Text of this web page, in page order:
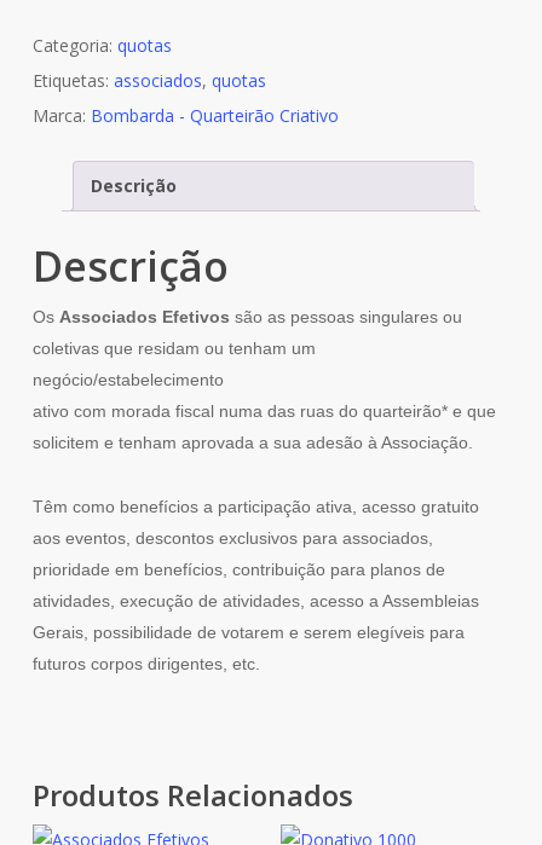
Categoria: quotas
Etiquetas: associados, quotas
Marca: Bombarda - Quarteirão Criativo
Descrição
Descrição
Os Associados Efetivos são as pessoas singulares ou
coletivas que residam ou tenham um
negócio/estabelecimento
ativo com morada fiscal numa das ruas do quarteirão* e que
solicitem e tenham aprovada a sua adesão à Associação.
Têm como benefícios a participação ativa, acesso gratuito
aos eventos, descontos exclusivos para associados,
prioridade em benefícios, contribuição para planos de
atividades, execução de atividades, acesso a Assembleias
Gerais, possibilidade de votarem e serem elegíveis para
futuros corpos dirigentes, etc.
Produtos Relacionados